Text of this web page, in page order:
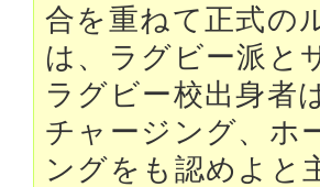
合を重ねて正式の
は、ラグビー派と
ラグビー校出身者
チャージング、ホ
ングをも認めよと